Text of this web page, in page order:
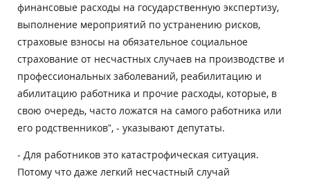
финансовые расходы на государственную экспертизу,
выполнение мероприятий по устранению рисков,
страховые взносы на обязательное социальное
страхование от несчастных случаев на производстве и
профессиональных заболеваний, реабилитацию и
абилитацию работника и прочие расходы, которые, в
свою очередь, часто ложатся на самого работника или
его родственников”, - указывают депутаты.
- Для работников это катастрофическая ситуация.
Потому что даже легкий несчастный случай